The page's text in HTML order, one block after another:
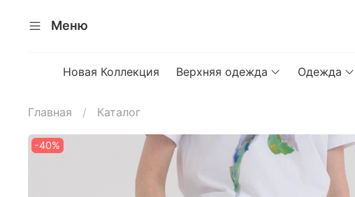
Меню
Новая Коллекция Верхняя одежда Одежда
Главная Каталог
-40%